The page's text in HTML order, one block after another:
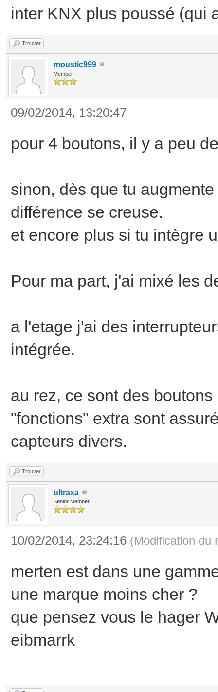
inter KNX plus poussé (qui
Trouver
moustic999
Member
09/02/2014, 13:20:47
pour 4 boutons, il y a peu
sinon, dès que tu
différence se creuse.
et encore plus si tu intègre
Pour ma part, j'ai mixé les
a l'etage j'ai des
intégrée.
au rez, ce sont des
"fonctions" extra sont
capteurs divers.
Trouver
ultraxa
Senior Member
10/02/2014, 23:24:16 (Modification du
merten est dans une
une marque moins cher ?
que pensez vous le hager
eibmarrk